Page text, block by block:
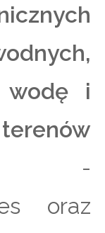
wodę i
-
oraz